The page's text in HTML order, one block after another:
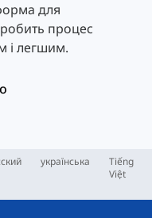
для
процес
і легшим.
українська
Tiếng
Việt